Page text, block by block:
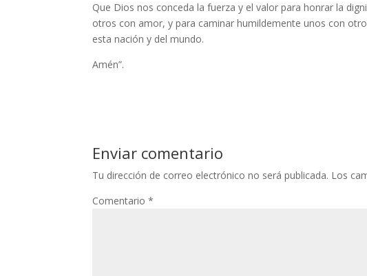
Que Dios nos conceda la fuerza y el valor para honrar la
otros con amor, y para caminar humildemente unos con
esta nación y del mundo.
Amén”.
Enviar comentario
Tu dirección de correo electrónico no será publicada. Los
Comentario*